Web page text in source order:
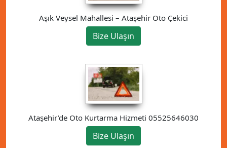
Aşık Veysel Mahallesi – Ataşehir Oto Çekici
Bize Ulaşın
Ataşehir’de Oto Kurtarma Hizmeti 05525646030
Bize Ulaşın